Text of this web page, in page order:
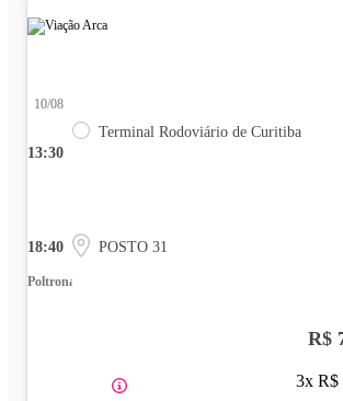
13:30
10/08
Terminal Rodoviário de Curitiba
18:40 POSTO 31
Poltrona
R$
3x R$